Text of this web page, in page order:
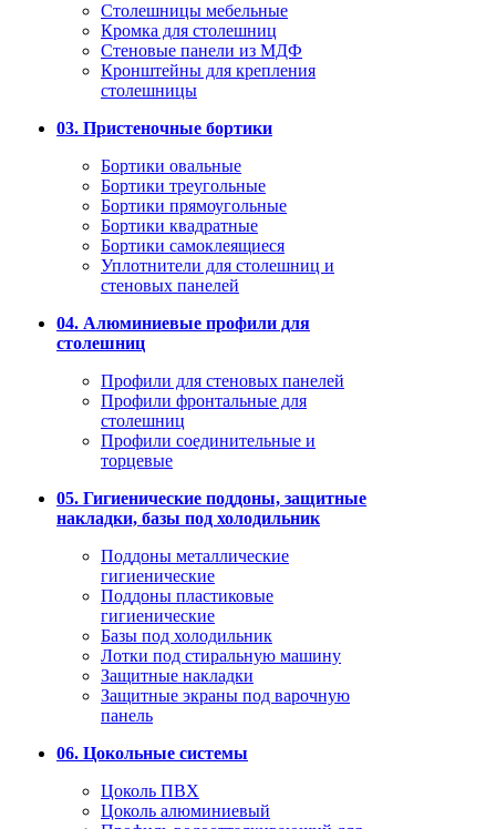
Столешницы мебельные
Кромка для столешниц
Стеновые панели из МДФ
Кронштейны для крепления
столешницы
03. Пристеночные бортики
Бортики овальные
Бортики треугольные
Бортики прямоугольные
Бортики квадратные
Бортики самоклеящиеся
Уплотнители для столешниц и
стеновых панелей
04. Алюминиевые профили для
столешниц
Профили для стеновых панелей
Профили фронтальные для
столешниц
Профили соединительные и
торцевые
05. Гигиенические поддоны, защитные
накладки, базы под холодильник
Поддоны металлические
гигиенические
Поддоны пластиковые
гигиенические
Базы под холодильник
Лотки под стиральную машину
Защитные накладки
Защитные экраны под варочную
панель
06. Цокольные системы
Цоколь ПВХ
Цоколь алюминиевый